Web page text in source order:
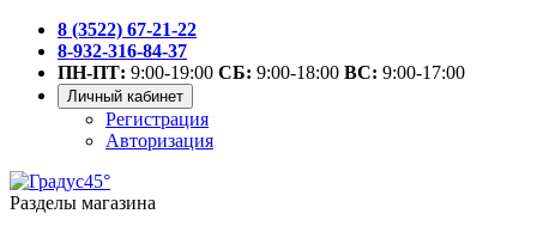
8 (3522) 67-21-22
8-932-316-84-37
ПН-ПТ: 9:00-19:00 СБ: 9:00-18:00 ВС: 9:00-17:00
Личный кабинет
Регистрация
Авторизация
Разделы магазина